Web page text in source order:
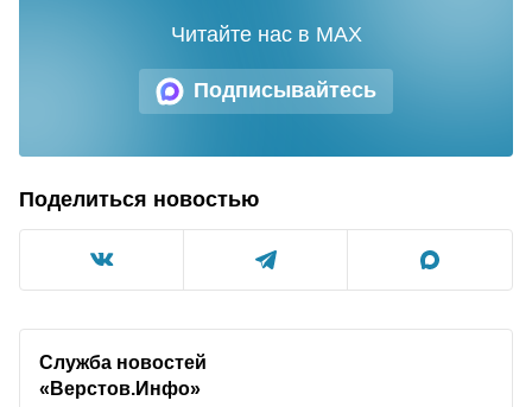
Подписывайтесь
Читайте нас в MAX
Поделиться новостью
Служба новостей
«Верстов.Инфо»